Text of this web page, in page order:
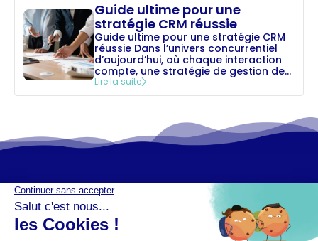
Guide ultime pour une
stratégie CRM réussie
Guide ultime pour une stratégie CRM
réussie Dans l’univers concurrentiel
d’aujourd’hui, où chaque interaction
compte, une stratégie de gestion de...
Lire la suite